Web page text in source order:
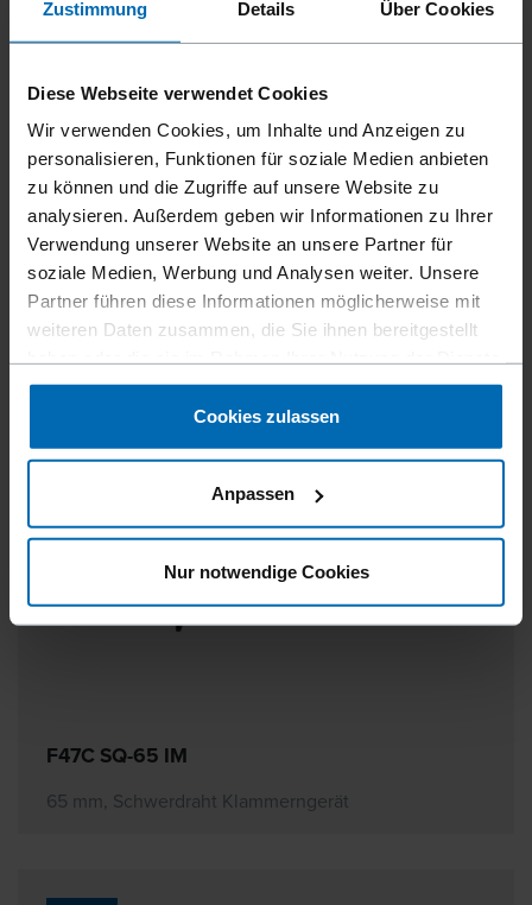
Zustimmung Details Über Cookies
Diese Webseite verwendet Cookies
Wir verwenden Cookies, um Inhalte und Anzeigen zu
personalisieren, Funktionen für soziale Medien anbieten
zu können und die Zugriffe auf unsere Website zu
analysieren. Außerdem geben wir Informationen zu Ihrer
Verwendung unserer Website an unsere Partner für
soziale Medien, Werbung und Analysen weiter. Unsere
Partner führen diese Informationen möglicherweise mit
weiteren Daten zusammen, die Sie ihnen bereitgestellt
gesammelt haben.
Cookies zulassen
Anpassen
Nur notwendige Cookies
F44AC CN15W-PS65 SCRAIL® IM
15°, 65 mm, Coil Nagler & SCRAILer
NEU
F47C SQ-65 IM
65 mm, Schwerdraht Klammerngerät